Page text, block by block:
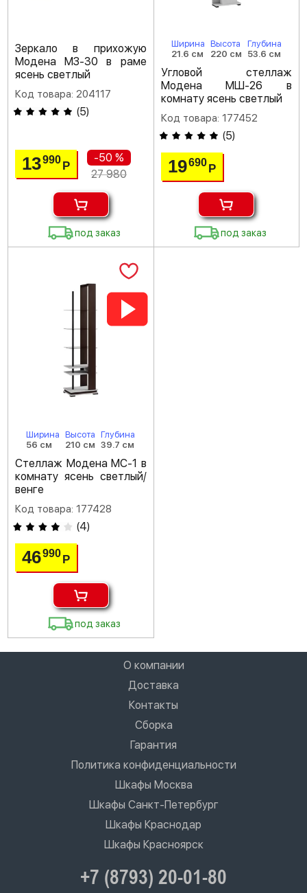
Зеркало в прихожую
Модена МЗ-30 в раме
ясень светлый
Код товара: 204117
(5)
13990Р
-50 %
27 980
под заказ
Ширина
21.6 см
Высота
220 см
Глубина
53.6 см
Угловой стеллаж
Модена МШ-26 в
комнату ясень светлый
Код товара: 177452
(5)
19690 Р
под заказ
Ширина
56 см
Высота
210 см
Глубина
39.7 см
Стеллаж Модена МС-1 в
комнату ясень светлый/
венге
Код товара: 177428
(4)
46990Р
под заказ
О компании
Доставка
Контакты
Сборка
Гарантия
Политика конфиденциальности
Шкафы Москва
Шкафы Санкт-Петербург
Шкафы Краснодар
Шкафы Красноярск
+7 (8793) 20-01-80